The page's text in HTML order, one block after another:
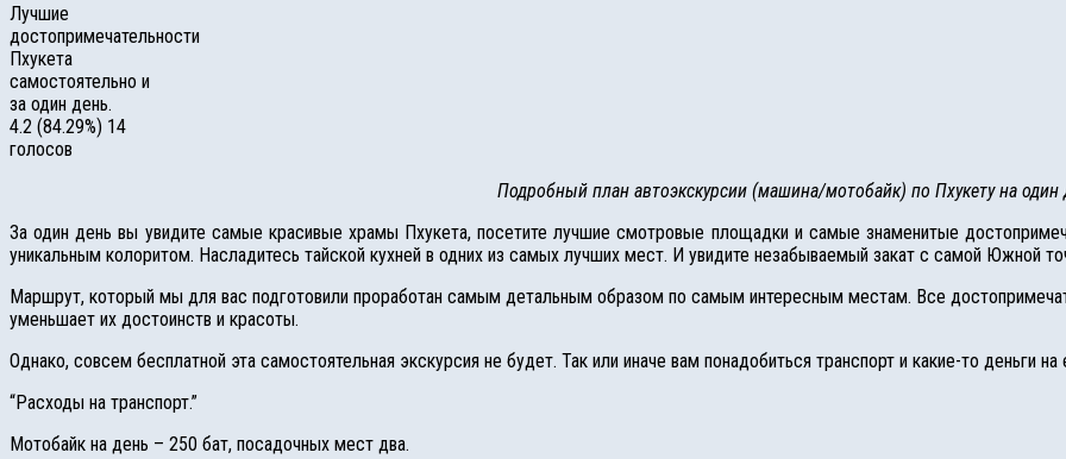
Лучшие
достопримечательности
Пхукета
самостоятельно и
за один день.
4.2 (84.29%) 14
голосов
Подробный план автоэкскурсии (машина/мотобайк) по Пхукету на один
За один день вы увидите самые красивые храмы Пхукета, посетите лучшие смотровые площадки и самые знаменитые
уникальным колоритом. Насладитесь тайской кухней в одних из самых лучших мест. И увидите незабываемый закат с самой Южной
Маршрут, который мы для вас подготовили проработан самым детальным образом по самым интересным местам. Все
уменьшает их достоинств и красоты.
Однако, совсем бесплатной эта самостоятельная экскурсия не будет. Так или иначе вам понадобиться транспорт и какие-то деньги на
“Расходы на транспорт.”
Мотобайк на день – 250 бат, посадочных мест два.